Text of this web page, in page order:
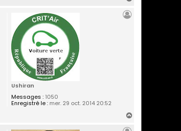
Ushiran
Messages :1050
Enregistré le :mer. 29 oct. 2014 20:52